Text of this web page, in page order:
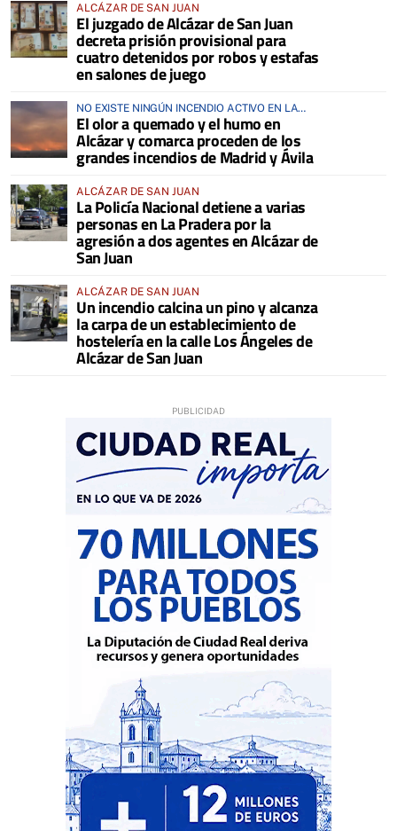
ALCÁZAR DE SAN JUAN
El juzgado de Alcázar de San Juan
decreta prisión provisional para
cuatro detenidos por robos y estafas
en salones de juego
NO EXISTE NINGÚN INCENDIO ACTIVO EN LA
COMARCA
El olor a quemado y el humo en
Alcázar y comarca proceden de los
grandes incendios de Madrid y Ávila
ALCÁZAR DE SAN JUAN
La Policía Nacional detiene a varias
personas en La Pradera por la
agresión a dos agentes en Alcázar de
San Juan
ALCÁZAR DE SAN JUAN
Un incendio calcina un pino y alcanza
la carpa de un establecimiento de
hostelería en la calle Los Ángeles de
Alcázar de San Juan